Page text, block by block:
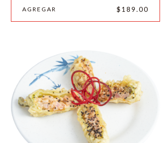
AGREGAR $189.00